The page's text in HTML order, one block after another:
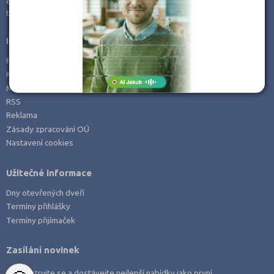
Zemědělské a ekologické
tel:
+420 606 411 115
Informace
Prohlášení o přístupnosti
Kontakt
Mapa serveru
RSS
Reklama
Zásady zpracování OÚ
Nastavení cookies
Užitečné informace
Dny otevřených dveří
Termíny přihlášky
Termíny přijímaček
Zasílání novinek